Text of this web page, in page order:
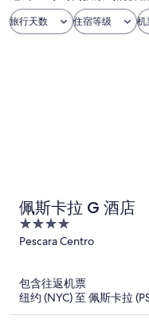
旅行天数 住宿等级 机
佩斯卡拉 G 酒店
4
out
5
Pescara Centro
包含往返机票
纽约 (NYC) 至 佩斯卡拉